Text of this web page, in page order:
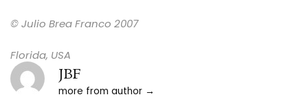
© Julio Brea Franco 2007
Florida, USA
JBF
more from author